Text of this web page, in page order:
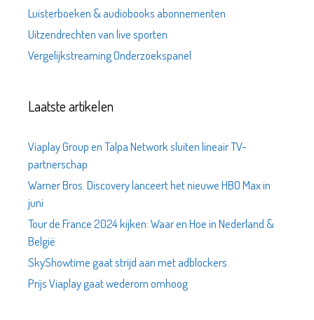
Luisterboeken & audiobooks abonnementen
Uitzendrechten van live sporten
Vergelijkstreaming Onderzoekspanel
Laatste artikelen
Viaplay Group en Talpa Network sluiten lineair TV-
partnerschap
Warner Bros. Discovery lanceert het nieuwe HBO Max in
juni
Tour de France 2024 kijken: Waar en Hoe in Nederland &
België
SkyShowtime gaat strijd aan met adblockers
Prijs Viaplay gaat wederom omhoog